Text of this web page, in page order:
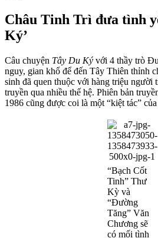
Châu Tinh Trì đưa tình
Ký’
Câu chuyện Tây Du Ký với 4 thầy trò
nguy, gian khổ để đến Tây Thiên thỉnh
sinh đã quen thuộc với hàng triệu người
truyền qua nhiều thế hệ. Phiên bản
1986 cũng được coi là một “kiệt tác”
“Bạch Cốt
Tinh” Thư
Kỳ và
“Đường
Tăng” Văn
Chương sẽ
có mối tình